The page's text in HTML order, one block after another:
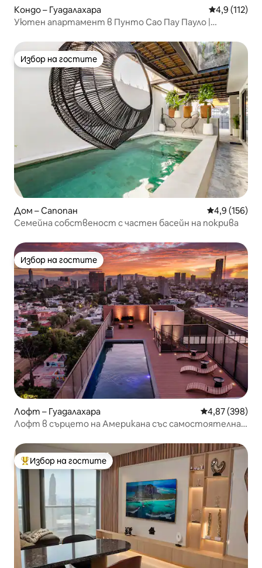
Кондо – Гуадалахара Средна
4,9 (112)
Уютен апартамент в Пунто Сао Пау Пауло |
Избор на гостите
Избор на гостите
Дом – Сапопан Средна
4,9 (156)
Семейна собственост с частен басейн на покрива
Избор на гостите
Избор на гостите
Лофт – Гуадалахара Средна
4,87 (398)
Лофт в сърцето на Американа със самостоятелна
Най-популярен избор на гостите
Избор на гостите